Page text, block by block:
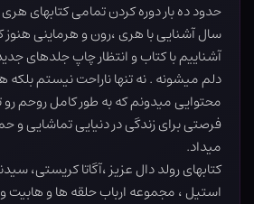
حدود ده بار دوره کردن تمامی کتابهای
سال آشنایی با هری ،رون و هرماینی هنوز
آشناییم با کتاب و انتظار چاپ جلدهای
دلم میشونه . نه تنها ناراحت نیستم بلکه
محتوایی میدونم که به طور کامل روحم
فرصتی برای زندگی در دنیایی تماشایی
میداد.
کتابهای رولد دال عزیز ،آگاتا کریستی،
استیل ، مجموعه ارباب حلقه ها و